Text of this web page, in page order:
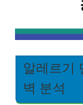
알레르기
벽 분석